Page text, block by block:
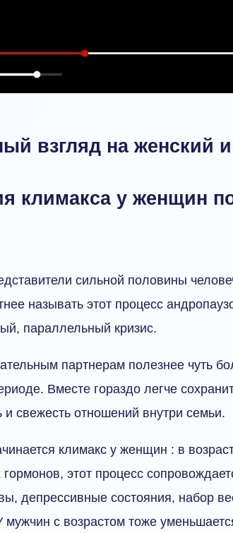
взгляд на женский
климакса у женщин
сильной половины
называть этот процесс
параллельный кризис.
партнерам полезнее чуть
Вместе гораздо легче
и свежесть отношений внутри семьи.
климакс у женщин : в
этот процесс
депрессивные состояния, набор
мужчин с возрастом тоже